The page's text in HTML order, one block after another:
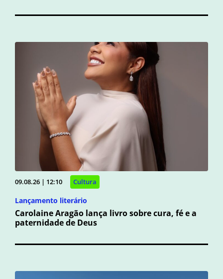
09.08.26 | 12:10 Cultura
Lançamento literário
Carolaine Aragão lança livro sobre cura, fé e a
paternidade de Deus